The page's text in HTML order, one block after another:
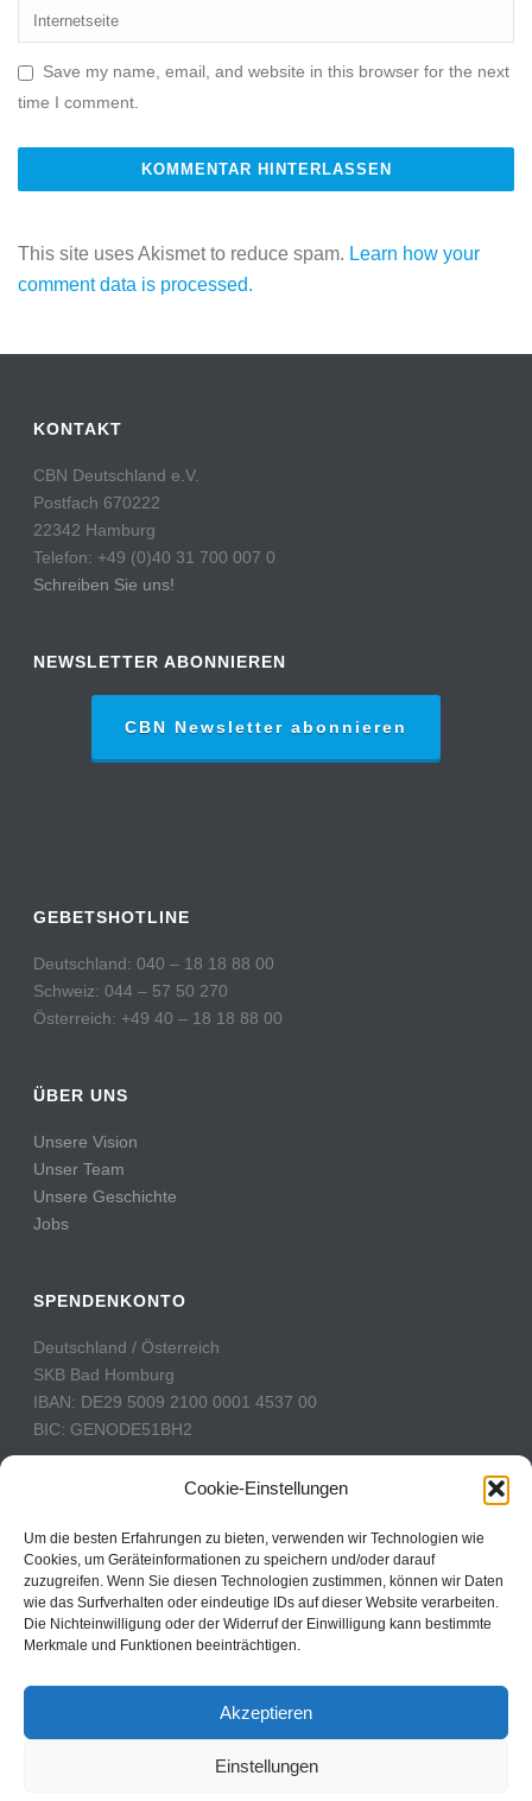
Cookie-Einstellungen
Um die besten Erfahrungen zu bieten, verwenden wir Technologien wie
Cookies, um Geräteinformationen zu speichern und/oder darauf
zuzugreifen. Wenn Sie diesen Technologien zustimmen, können wir Daten
wie das Surfverhalten oder eindeutige IDs auf dieser Website verarbeiten.
Die Nichteinwilligung oder der Widerruf der Einwilligung kann bestimmte
Merkmale und Funktionen beeinträchtigen.
Akzeptieren
Einstellungen
Save my name, email, and website in this browser for the next
time I comment.
This site uses Akismet to reduce spam. Learn how your
comment data is processed.
KONTAKT
CBN Deutschland e.V.
Postfach 670222
22342 Hamburg
Telefon: +49 (0)40 31 700 007 0
Schreiben Sie uns!
NEWSLETTER ABONNIEREN
CBN Newsletter abonnieren
GEBETSHOTLINE
Deutschland: 040 – 18 18 88 00
Schweiz: 044 – 57 50 270
Österreich: +49 40 – 18 18 88 00
ÜBER UNS
Unsere Vision
Unser Team
Unsere Geschichte
Jobs
SPENDENKONTO
Deutschland / Österreich
SKB Bad Homburg
IBAN: DE29 5009 2100 0001 4537 00
BIC: GENODE51BH2
Konto: 60-742493-7
IBAN: CH31 0900 0000 6074 2493 7
BIC: POFICHBEXXX
CBN Deutschland © 2024
Kontakt
Impressum